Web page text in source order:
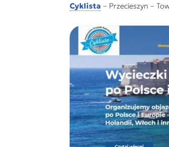
Cyklista – Przecieszyn –